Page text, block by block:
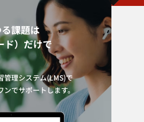
課題は
）だけで
管理システム(LMS)で
ンでサポートします。